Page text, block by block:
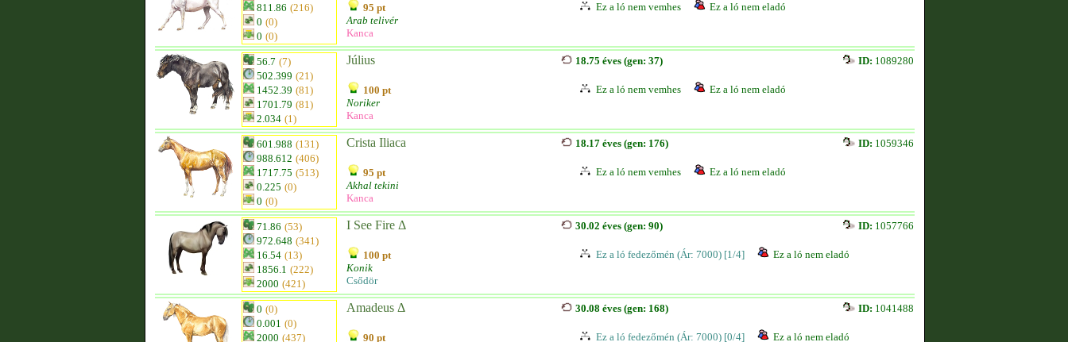
811.86 (216)
0 (0)
0 (0)
95 pt
Arab telivér
Kanca
Ez a ló nem vemhes Ez a ló nem eladó
56.7 (7)
502.399 (21)
1452.39 (81)
1701.79 (81)
2.034 (1)
Július
100 pt
Noriker
Kanca
18.75 éves (gen: 37) ID: 1089280
Ez a ló nem vemhes Ez a ló nem eladó
601.988 (131)
988.612 (406)
1717.75 (513)
0.225 (0)
0 (0)
Crista Iliaca
95 pt
Akhal tekini
Kanca
18.17 éves (gen: 176) ID: 1059346
Ez a ló nem vemhes Ez a ló nem eladó
71.86 (53)
972.648 (341)
16.54 (13)
1856.1 (222)
2000 (421)
I See Fire Δ
100 pt
Konik
Csődör
30.02 éves (gen: 90) ID: 1057766
Ez a ló fedezőmén (Ár: 7000) [1/4] Ez a ló nem eladó
0 (0)
0.001 (0)
2000 (437)
Amadeus Δ
90 pt
30.08 éves (gen: 168) ID: 1041488
Ez a ló fedezőmén (Ár: 7000) [0/4] Ez a ló nem eladó